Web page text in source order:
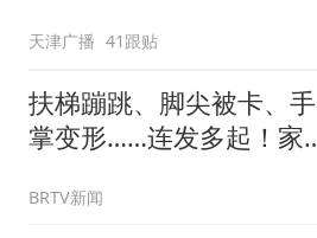
可延长到2037年
天津广播 41跟贴
扶梯蹦跳、脚尖被卡、手
掌变形……连发多起！家
BRTV新闻